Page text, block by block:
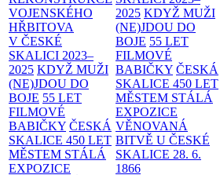
VOJENSKÉHO
HŘBITOVA
V ČESKÉ
SKALICI 2023–
2025 KDYŽ MUŽI
(NE)JDOU DO
BOJE 55 LET
FILMOVÉ
BABIČKY ČESKÁ
SKALICE 450 LET
MĚSTEM STÁLÁ
EXPOZICE
2025 KDYŽ MUŽI
(NE)JDOU DO
BOJE 55 LET
FILMOVÉ
BABIČKY ČESKÁ
SKALICE 450 LET
MĚSTEM STÁLÁ
EXPOZICE
VĚNOVANÁ
BITVĚ U ČESKÉ
SKALICE 28. 6.
1866